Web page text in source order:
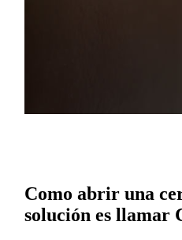
Como abrir una
solución es llamar